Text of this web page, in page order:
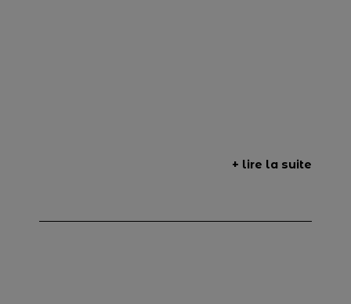
+ lire la suite